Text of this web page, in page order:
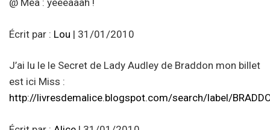
@ Mea : yeeeaaah !
Écrit par : Lou | 31/01/2010
J’ai lu le le Secret de Lady Audley de Braddon mon billet
est ici Miss :
http://livresdemalice.blogspot.com/search/label/